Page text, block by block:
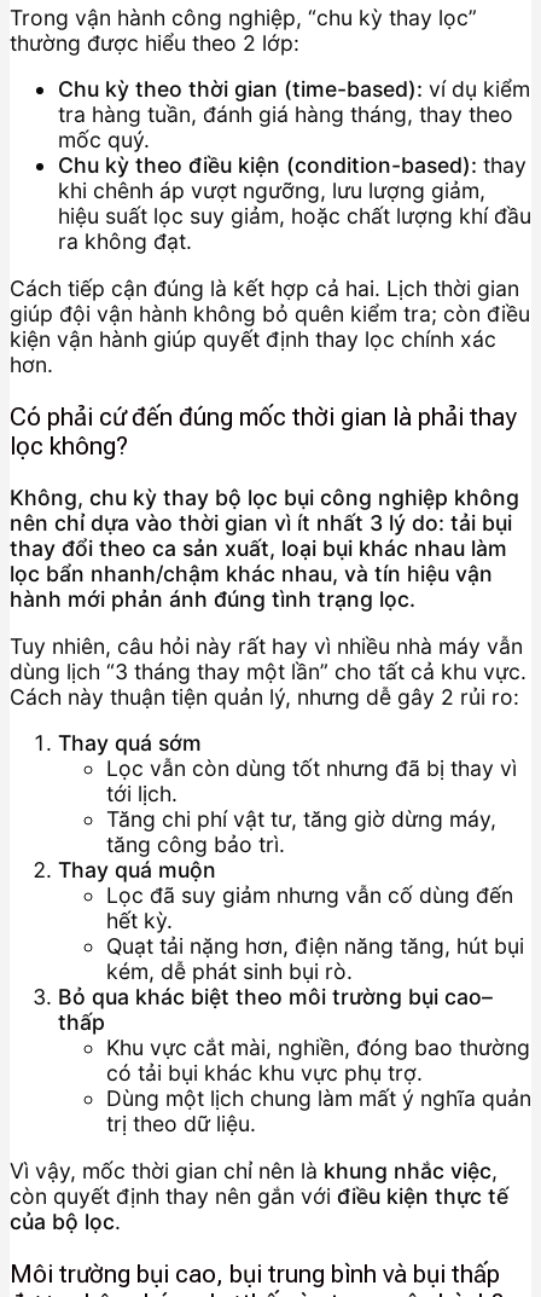
Trong vận hành công nghiệp, “chu kỳ thay lọc”
thường được hiểu theo 2 lớp:
Chu kỳ theo thời gian (time-based): ví dụ kiểm
tra hàng tuần, đánh giá hàng tháng, thay theo
mốc quý.
Chu kỳ theo điều kiện (condition-based): thay
khi chênh áp vượt ngưỡng, lưu lượng giảm,
hiệu suất lọc suy giảm, hoặc chất lượng khí đầu
ra không đạt.
Cách tiếp cận đúng là kết hợp cả hai. Lịch thời gian
giúp đội vận hành không bỏ quên kiểm tra; còn điều
kiện vận hành giúp quyết định thay lọc chính xác
hơn.
Có phải cứ đến đúng mốc thời gian là phải thay
lọc không?
Không, chu kỳ thay bộ lọc bụi công nghiệp không
nên chỉ dựa vào thời gian vì ít nhất 3 lý do: tải bụi
thay đổi theo ca sản xuất, loại bụi khác nhau làm
lọc bẩn nhanh/chậm khác nhau, và tín hiệu vận
hành mới phản ánh đúng tình trạng lọc.
Tuy nhiên, câu hỏi này rất hay vì nhiều nhà máy vẫn
dùng lịch “3 tháng thay một lần” cho tất cả khu vực.
Cách này thuận tiện quản lý, nhưng dễ gây 2 rủi ro:
Thay quá sớm
Lọc vẫn còn dùng tốt nhưng đã bị thay vì
tới lịch.
Tăng chi phí vật tư, tăng giờ dừng máy,
tăng công bảo trì.
Thay quá muộn
Lọc đã suy giảm nhưng vẫn cố dùng đến
hết kỳ.
Quạt tải nặng hơn, điện năng tăng, hút bụi
kém, dễ phát sinh bụi rò.
Bỏ qua khác biệt theo môi trường bụi cao–
thấp
Khu vực cắt mài, nghiền, đóng bao thường
có tải bụi khác khu vực phụ trợ.
Dùng một lịch chung làm mất ý nghĩa quản
trị theo dữ liệu.
Vì vậy, mốc thời gian chỉ nên là khung nhắc việc,
còn quyết định thay nên gắn với điều kiện thực tế
của bộ lọc.
Môi trường bụi cao, bụi trung bình và bụi thấp